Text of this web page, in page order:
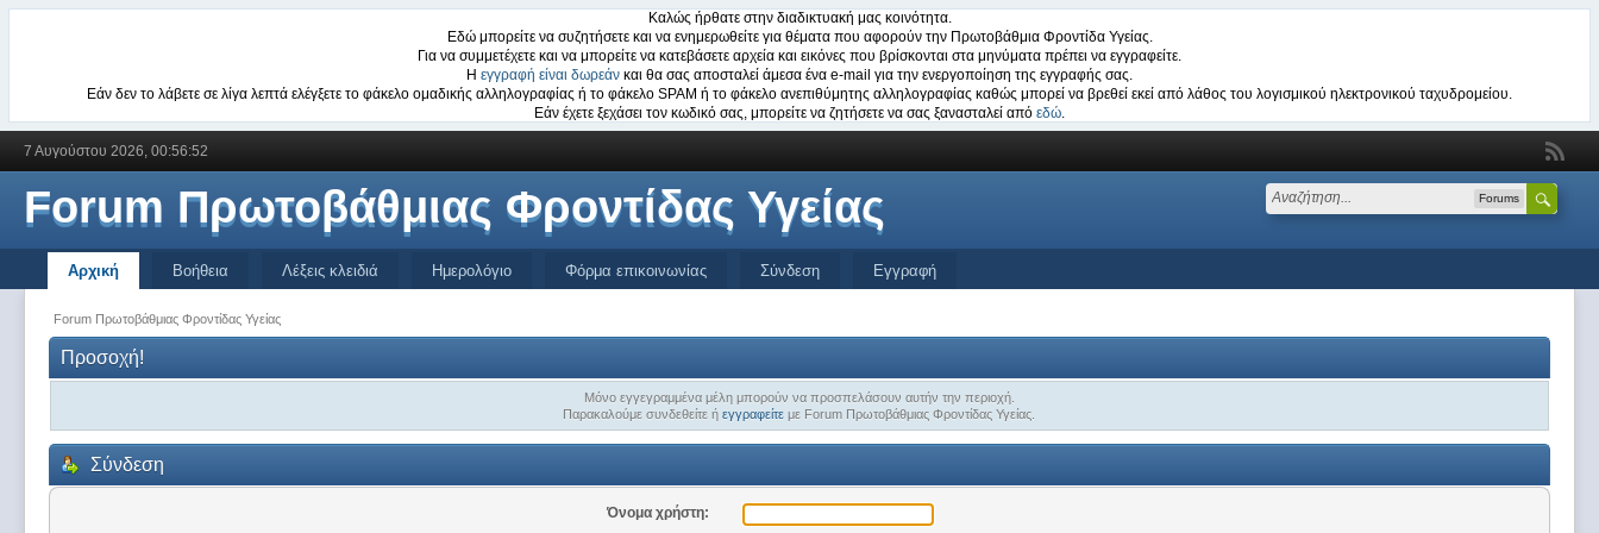
Καλώς ήρθατε στην διαδικτυακή μας κοινότητα.
Εδώ μπορείτε να συζητήσετε και να ενημερωθείτε για θέματα που αφορούν την Πρωτοβάθμια Φροντίδα Υγείας.
Για να συμμετέχετε και να μπορείτε να κατεβάσετε αρχεία και εικόνες που βρίσκονται στα μηνύματα πρέπει να εγγραφείτε.
Η εγγραφή είναι δωρεάν και θα σας αποσταλεί άμεσα ένα e-mail για την ενεργοποίηση της εγγραφής σας.
Εάν δεν το λάβετε σε λίγα λεπτά ελέγξετε το φάκελο ομαδικής αλληλογραφίας ή το φάκελο SPAM ή το φάκελο ανεπιθύμητης αλληλογραφίας καθώς μπορεί να βρεθεί εκεί από λάθος του λογισμικού ηλεκτρονικού ταχυδρομείου.
Εάν έχετε ξεχάσει τον κωδικό σας, μπορείτε να ζητήσετε να σας ξανασταλεί από εδώ.
7 Αυγούστου 2026, 00:56:52
Forum Πρωτοβάθμιας Φροντίδας Υγείας Forums
Αρχική Βοήθεια Λέξεις κλειδιά Ημερολόγιο Φόρμα επικοινωνίας Σύνδεση Εγγραφή
Forum Πρωτοβάθμιας Φροντίδας Υγείας
Προσοχή!
Μόνο εγγεγραμμένα μέλη μπορούν να προσπελάσουν αυτήν την περιοχή.
Παρακαλούμε συνδεθείτε ήεγγραφείτε με Forum Πρωτοβάθμιας Φροντίδας Υγείας.
Σύνδεση
Όνομα χρήστη: